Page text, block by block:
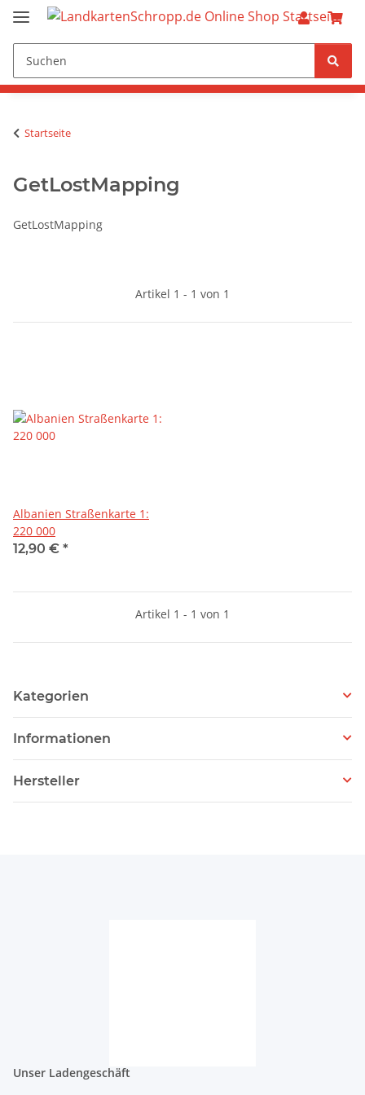
Startseite
GetLostMapping
GetLostMapping
Artikel 1 - 1 von 1
Albanien Straßenkarte 1:
220 000
12,90 € *
Artikel 1 - 1 von 1
Kategorien
Informationen
Hersteller
Unser Ladengeschäft